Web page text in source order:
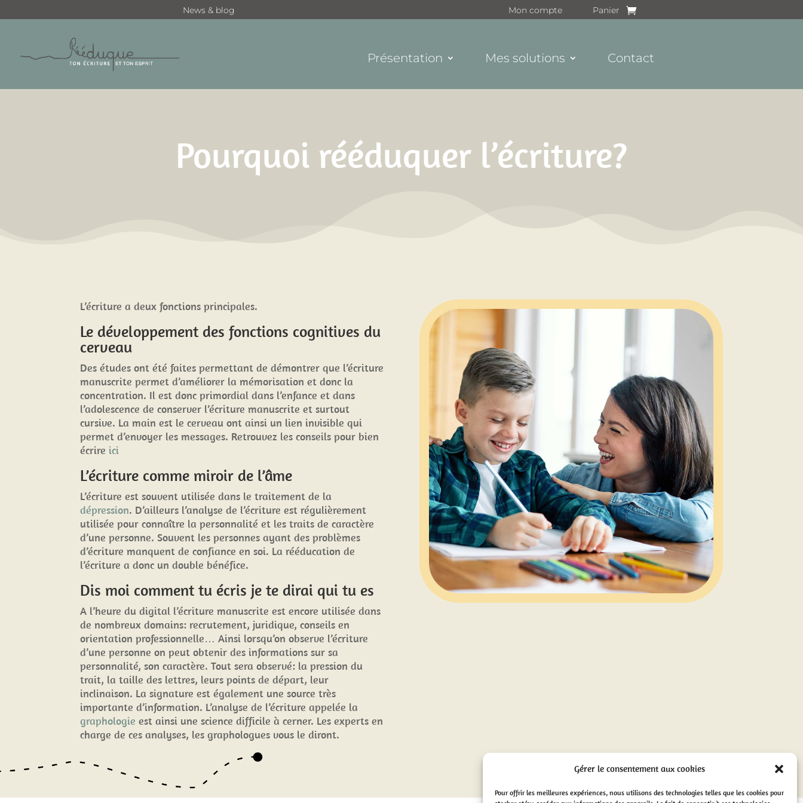
Gérer le consentement aux cookies
Pour offrir les meilleures expériences, nous utilisons des technologies telles que les cookies pour
News & blog Mon compte Panier
Présentation Mes solutions Contact
Pourquoi rééduquer l’écriture?
L’écriture a deux fonctions principales.
Le développement des fonctions cognitives du
cerveau
Des études ont été faites permettant de démontrer que l’écriture
manuscrite permet d’améliorer la mémorisation et donc la
concentration. Il est donc primordial dans l’enfance et dans
l’adolescence de conserver l’écriture manuscrite et surtout
cursive. La main est le cerveau ont ainsi un lien invisible qui
permet d’envoyer les messages. Retrouvez les conseils pour bien
écrire ici
L’écriture comme miroir de l’âme
L’écriture est souvent utilisée dans le traitement de la
dépression. D’ailleurs l’analyse de l’écriture est régulièrement
utilisée pour connaître la personnalité et les traits de caractère
d’une personne. Souvent les personnes ayant des problèmes
d’écriture manquent de confiance en soi. La rééducation de
l’écriture a donc un double bénéfice.
Dis moi comment tu écris je te dirai qui tu es
A l’heure du digital l’écriture manuscrite est encore utilisée dans
de nombreux domains: recrutement, juridique, conseils en
orientation professionnelle… Ainsi lorsqu’on observe l’écriture
d’une personne on peut obtenir des informations sur sa
personnalité, son caractère. Tout sera observé: la pression du
trait, la taille des lettres, leurs points de départ, leur
inclinaison. La signature est également une source très
importante d’information. L’analyse de l’écriture appelée la
graphologie est ainsi une science difficile à cerner. Les experts en
charge de ces analyses, les graphologues vous le diront.